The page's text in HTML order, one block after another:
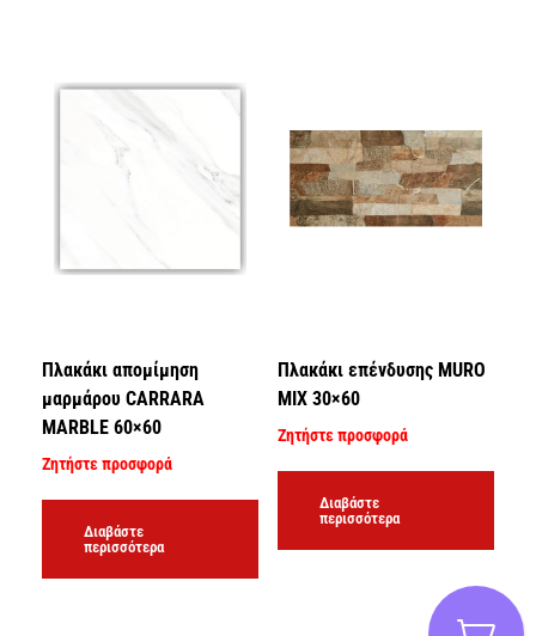
Πλακάκι απομίμηση
μαρμάρου CARRARA
MARBLE 60×60
Ζητήστε προσφορά
Διαβάστε
περισσότερα
Πλακάκι επένδυσης MURO
MIX 30×60
Ζητήστε προσφορά
Διαβάστε
περισσότερα